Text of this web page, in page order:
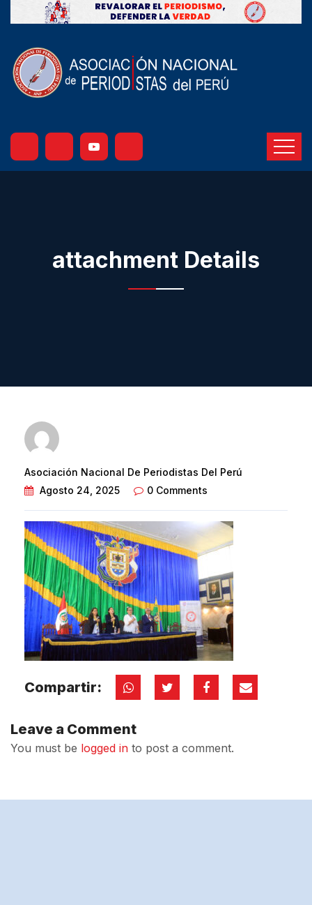
attachment Details
Asociación Nacional De Periodistas Del Perú
Agosto 24, 2025
0 Comments
Compartir:
Leave a Comment
You must be logged in to post a comment.